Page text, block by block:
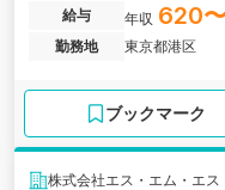
以上のサービスを運営する
給与 年収 620
勤務地
東京都港区
ブックマーク
株式会社エス・エム・エス